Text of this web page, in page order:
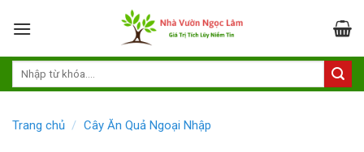
Trang chủ / Cây Ăn Quả Ngoại Nhập